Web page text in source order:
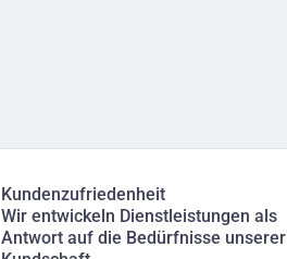
Kundenzufriedenheit
Wir entwickeln Dienstleistungen als
Antwort auf die Bedürfnisse unserer